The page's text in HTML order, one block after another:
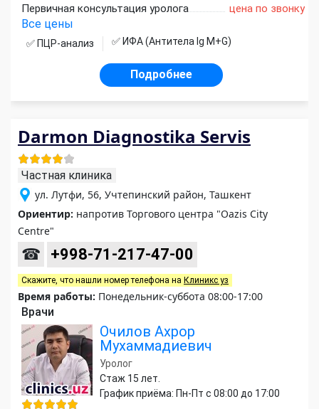
Первичная консультация уролога
цена по звонку
Все цены
✅ ПЦР-анализ ✅ ИФА (Антитела Ig М+G)
Подробнее
Darmon Diagnostika Servis
Частная клиника
ул. Лутфи, 56, Учтепинский район, Ташкент
Ориентир: напротив Торгового центра "Oazis Сity
Сentre"
☎ +998-71-217-47-00
Скажите, что нашли номер телефона на Клиникс уз
Время работы: Понедельник-суббота 08:00-17:00
Врачи
Очилов Ахрор
Мухаммадиевич
Уролог
Стаж 15 лет.
График приёма: Пн-Пт с 08:00 до 17:00